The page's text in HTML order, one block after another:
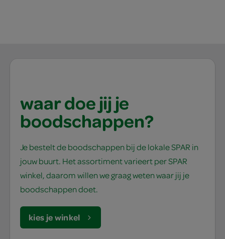
waar doe jij je
boodschappen?
Je bestelt de boodschappen bij de lokale SPAR in
jouw buurt. Het assortiment varieert per SPAR
winkel, daarom willen we graag weten waar jij je
boodschappen doet.
kies je winkel